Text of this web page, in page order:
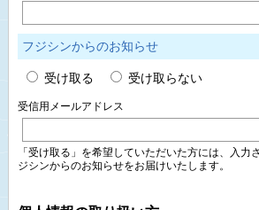
フジシンからのお知らせ
受け取る 受け取らない
受信用メールアドレス
「受け取る」を希望していただいた方には、入力
ジシンからのお知らせをお届けいたします。